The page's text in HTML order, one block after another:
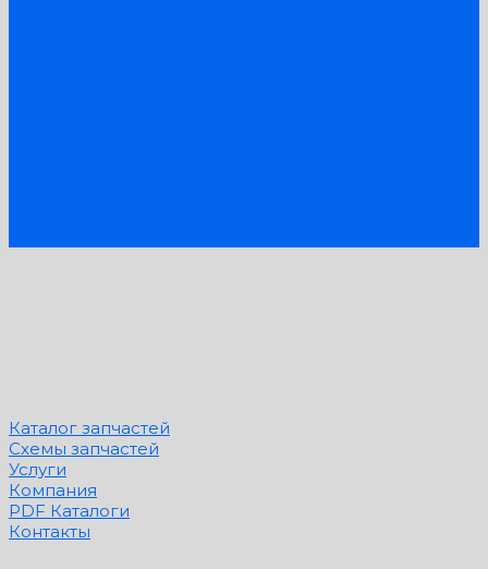
Каталог запчастей
Схемы запчастей
Услуги
Компания
PDF Каталоги
Контакты